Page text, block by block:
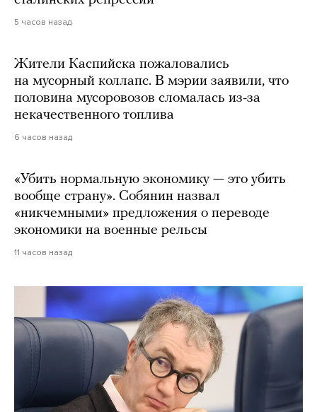
5 часов назад
Жители Каспийска пожаловались
на мусорный коллапс. В мэрии заявили, что
половина мусоровозов сломалась из-за
некачественного топлива
6 часов назад
«Убить нормальную экономику — это убить
вообще страну». Собянин назвал
«никчемными» предложения о переводе
экономики на военные рельсы
11 часов назад